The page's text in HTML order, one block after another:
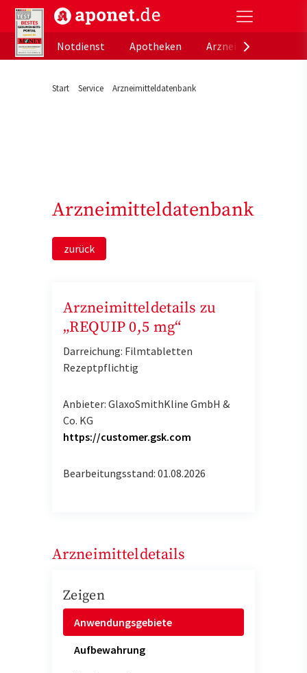
aponet.de - Das offizielle Gesundheitsportal der
Notdienst
Apotheken
Start Service Arzneimitteldatenbank
Arzneimitteldatenbank
zurück
Arzneimitteldetails zu
„REQUIP 0,5 mg“
Darreichung: Filmtabletten
Rezeptpflichtig
Anbieter: GlaxoSmithKline GmbH &
Co. KG
https://customer.gsk.com
Bearbeitungsstand: 01.08.2026
Arzneimitteldetails
Zeigen
Anwendungsgebiete
Aufbewahrung